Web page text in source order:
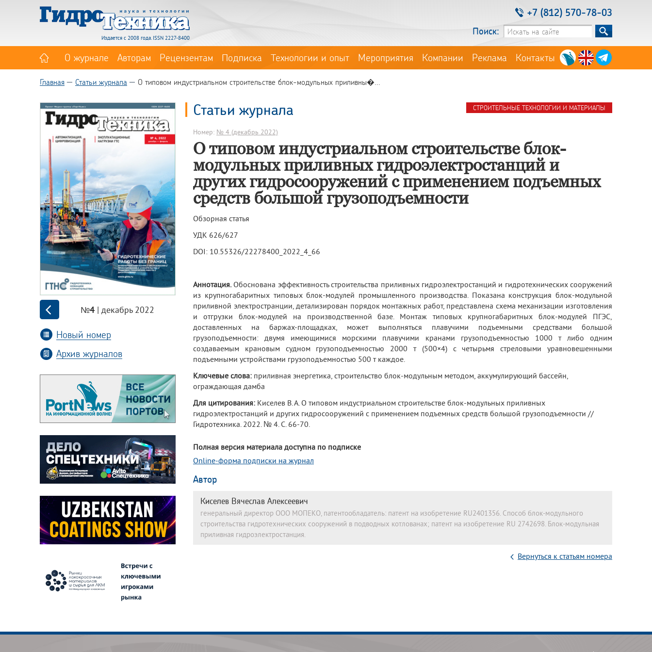
Издается с 2008 года. ISSN 2227-8400
+7 (812) 570-78-03
Поиск:
О журнале Авторам Рецензентам Подписка Технологии и опыт Мероприятия Компании Реклама Контакты
Главная Статьи журнала О типовом индустриальном строительстве блок-модульных приливны�...
№4 | декабрь 2022
Новый номер
Архив журналов
СТРОИТЕЛЬНЫЕ ТЕХНОЛОГИИ И МАТЕРИАЛЫ
Статьи журнала
Номер: № 4 (декабрь 2022)
О типовом индустриальном строительстве блок-
модульных приливных гидроэлектростанций и
других гидросооружений с применением подъемных
средств большой грузоподъемности
Обзорная статья
УДК 626/627
DOI: 10.55326/22278400_2022_4_66
Аннотация.Обоснована эффективность строительства приливных гидроэлектростанций и гидротехнических сооружений
из крупногабаритных типовых блок-модулей промышленного производства. Показана конструкция блок-модульной
приливной электространции, детализирован порядок монтажных работ, представлена схема механизации изготовления
и отгрузки блок-модулей на производственной базе. Монтаж типовых крупногабаритных блок-модулей ПГЭС,
доставленных на баржах-площадках, может выполняться плавучими подъемными средствами большой
грузоподъемности: двумя имеющимися морскими плавучими кранами грузоподъемностью 1000 т либо одним
создаваемым крановым судном грузоподъемностью 2000 т (500×4) с четырьмя стреловыми уравновешенными
подъемными устройствами грузоподъемностью 500 т каждое.
Ключевые слова: приливная энергетика, строительство блок-модульным методом, аккумулирующий бассейн,
ограждающая дамба
Для цитирования: Киселев В. А. О типовом индустриальном строительстве блок-модульных приливных
гидроэлектростанций и других гидросооружений с применением подъемных средств большой грузоподъемности //
Гидротехника. 2022. № 4. С. 66-70.
Полная версия материала доступна по подписке
Online-форма подписки на журнал
Автор
Киселев Вячеслав Алексеевич
генеральный директор ООО МОПЕКО, патентообладатель: патент на изобретение RU2401356. Способ блок-модульного
строительства гидротехнических сооружений в подводных котлованах; патент на изобретение RU 2742698. Блок-модульная
приливная гидроэлектростанция.
Вернуться к статьям номера